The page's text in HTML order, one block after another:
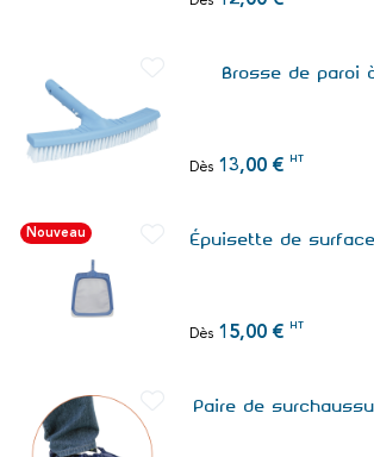
Brosse de paroi
Dès 13,00 € HT
Nouveau Épuisette de
Dès 15,00 € HT
Paire de